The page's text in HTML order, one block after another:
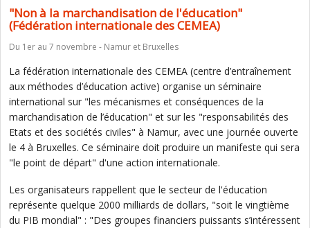
"Non à la marchandisation de l'éducation"
(Fédération internationale des CEMEA)
Du 1er au 7 novembre - Namur et Bruxelles
La fédération internationale des CEMEA (centre d’entraînement
aux méthodes d’éducation active) organise un séminaire
international sur "les mécanismes et conséquences de la
marchandisation de l’éducation" et sur les "responsabilités des
Etats et des sociétés civiles" à Namur, avec une journée ouverte
le 4 à Bruxelles. Ce séminaire doit produire un manifeste qui sera
"le point de départ" d'une action internationale.
Les organisateurs rappellent que le secteur de l'éducation
représente quelque 2000 milliards de dollars, "soit le vingtième
du PIB mondial" : "Des groupes financiers puissants s’intéressent